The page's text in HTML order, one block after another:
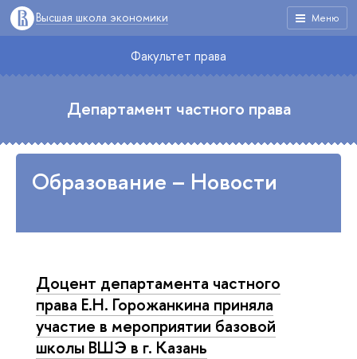
Меню
Высшая школа экономики
Факультет права
Департамент частного права
Образование – Новости
Доцент департамента частного
права Е.Н. Горожанкина приняла
участие в мероприятии базовой
школы ВШЭ в г. Казань